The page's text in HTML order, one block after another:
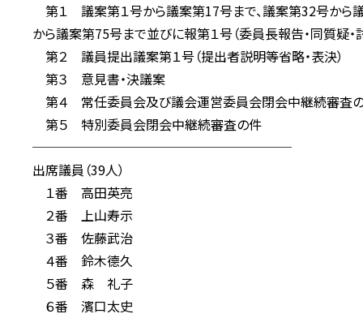
第１ 議案第１号から議案第17号まで、議案第32号から
から議案第75号まで並びに報第１号（委員長報告・同質疑・
第２ 議員提出議案第１号（提出者説明等省略・表決）
第３ 意見書・決議案
第４ 常任委員会及び議会運営委員会閉会中継続審査
第５ 特別委員会閉会中継続審査の件
────────────────────
出席議員（39人）
１番 高田英亮
２番 上山寿示
３番 佐藤武治
４番 鈴木德久
５番 森 礼子
６番 濱口太史